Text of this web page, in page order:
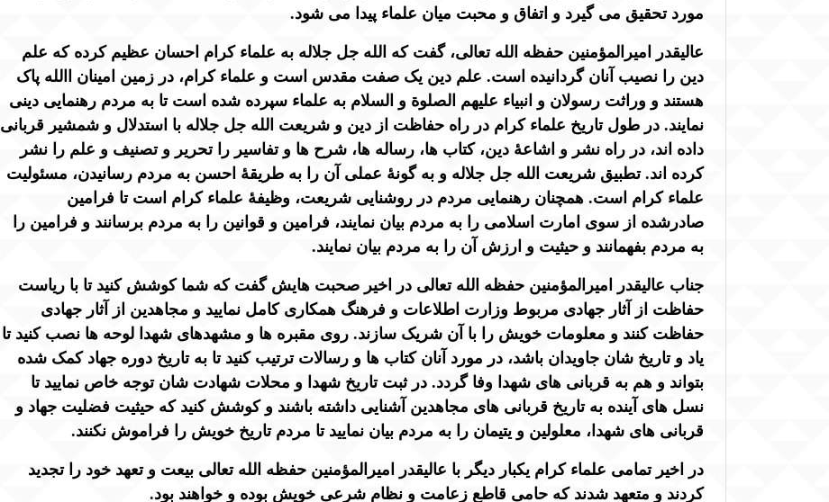
مورد تحقیق می گیرد و اتفاق و محبت میان علماء پیدا می شود.
عالیقدر امیرالمؤمنین حفظه الله تعالی، گفت که الله جل جلاله به علماء کرام احسان عظیم کرده که علم
دین را نصیب آنان گردانیده است. علم دین یک صفت مقدس است و علماء کرام، در زمین امینان االله پاک
هستند و وراثت رسولان و انبیاء علیهم الصلوة و السلام به علماء سپرده شده است تا به مردم رهنمایی دینی
نمایند. در طول تاریخ علماء کرام در راه حفاظت از دین و شریعت الله جل جلاله با استدلال و شمشیر قربانی
داده اند، در راه نشر و اشاعۀ دین، کتاب ها، رساله ها، شرح ها و تفاسیر را تحریر و تصنیف و علم را نشر
کرده اند. تطبیق شریعت الله جل جلاله و به گونۀ عملی آن را به طریقۀ احسن به مردم رسانیدن، مسئولیت
علماء کرام است. همچنان رهنمایی مردم در روشنایی شریعت، وظیفۀ علماء کرام است تا فرامین
صادرشده از سوی امارت اسلامی را به مردم بیان نمایند، فرامین و قوانین را به مردم برسانند و فرامین را
به مردم بفهمانند و حیثیت و ارزش آن را به مردم بیان نمایند.
جناب عالیقدر امیرالمؤمنین حفظه الله تعالی در اخیر صحبت هایش گفت که شما کوشش کنید تا با ریاست
حفاظت از آثار جهادی مربوط وزارت اطلاعات و فرهنگ همکاری کامل نمایید و مجاهدین از آثار جهادی
حفاظت کنند و معلومات خویش را با آن شریک سازند. روی مقبره ها و مشهدهای شهدا لوحه ها نصب کنید تا
یاد و تاریخ شان جاویدان باشد، در مورد آنان کتاب ها و رسالات ترتیب کنید تا به تاریخ دوره جهاد کمک شده
بتواند و هم به قربانی های شهدا وفا گردد. در ثبت تاریخ شهدا و محلات شهادت شان توجه خاص نمایید تا
نسل های آینده به تاریخ قربانی های مجاهدین آشنایی داشته باشند و کوشش کنید که حیثیت فضلیت جهاد و
قربانی های شهدا، معلولین و یتیمان را به مردم بیان نمایید تا مردم تاریخ خویش را فراموش نکنند.
در اخیر تمامی علماء کرام یکبار دیگر با عالیقدر امیرالمؤمنین حفظه الله تعالی بیعت و تعهد خود را تجدید
کردند و متعهد شدند که حامی قاطع زعامت و نظام شرعی خویش بوده و خواهند بود.